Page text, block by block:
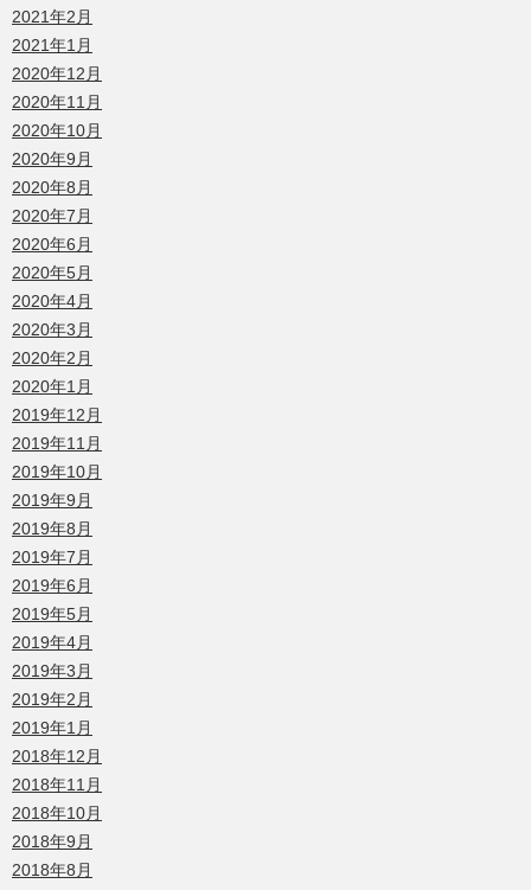
2021年2月
2021年1月
2020年12月
2020年11月
2020年10月
2020年9月
2020年8月
2020年7月
2020年6月
2020年5月
2020年4月
2020年3月
2020年2月
2020年1月
2019年12月
2019年11月
2019年10月
2019年9月
2019年8月
2019年7月
2019年6月
2019年5月
2019年4月
2019年3月
2019年2月
2019年1月
2018年12月
2018年11月
2018年10月
2018年9月
2018年8月